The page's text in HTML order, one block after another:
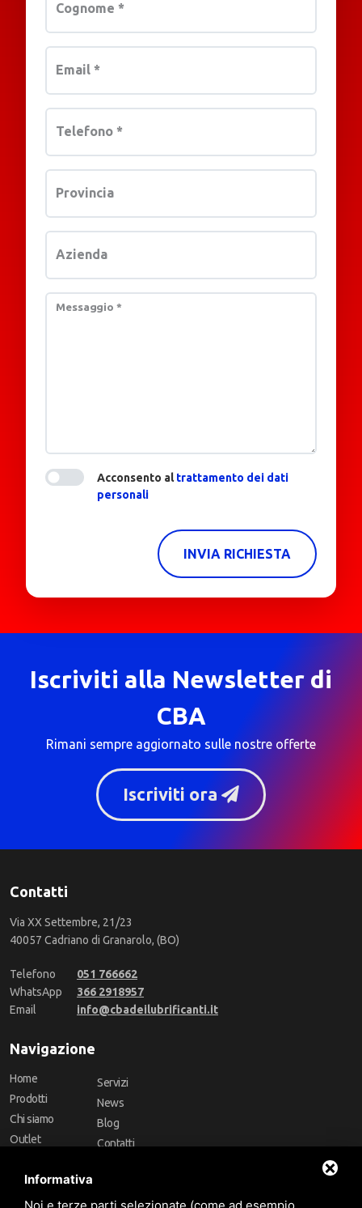
Cognome *
Email *
Telefono *
Provincia
Azienda
Messaggio *
Acconsento altrattamento dei dati
personali
INVIA RICHIESTA
Iscriviti alla Newsletter di
CBA
Rimani sempre aggiornato sulle nostre offerte
Iscriviti ora
Contatti
Via XX Settembre, 21/23
40057 Cadriano di Granarolo, (BO)
Telefono
051 766662
WhatsApp
366 2918957
Email
info@cbadeilubrificanti.it
Navigazione
Home
Prodotti
Chi siamo
Outlet
Marchi
Servizi
News
Blog
Contatti
Informativa